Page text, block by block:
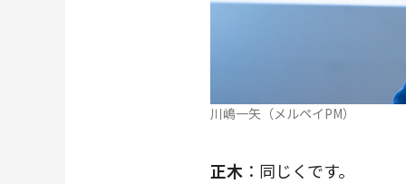
川嶋一矢（メルペイPM）
正木 ：同じくです。